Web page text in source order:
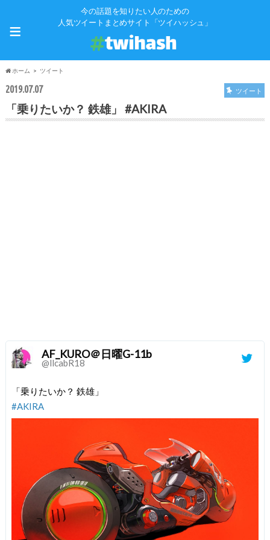
今の話題を知りたい人のための
人気ツイートまとめサイト「ツイハッシュ」
≡
ホーム ツイート
2019.07.07 ツイート
「乗りたいか？ 鉄雄」 #AKIRA
AF_KURO＠日曜G-11b
@llcabR18
「乗りたいか？ 鉄雄」
#AKIRA